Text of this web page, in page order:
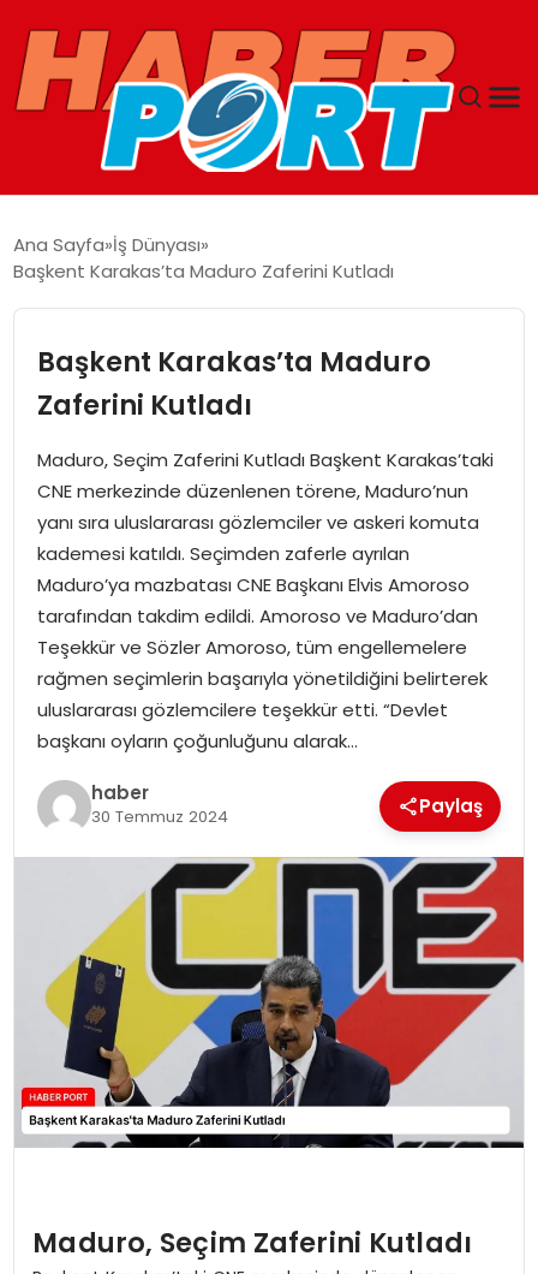
GUNCEL
YAŞAM
SAĞLIK
MAGAZIN
EĞITIM
TEKNOLOJI
Ana Sayfa İş Dünyası
Başkent Karakas’ta Maduro Zaferini Kutladı
Başkent Karakas’ta Maduro
Zaferini Kutladı
Maduro, Seçim Zaferini Kutladı Başkent Karakas’taki
CNE merkezinde düzenlenen törene, Maduro’nun
yanı sıra uluslararası gözlemciler ve askeri komuta
kademesi katıldı. Seçimden zaferle ayrılan
Maduro’ya mazbatası CNE Başkanı Elvis Amoroso
tarafından takdim edildi. Amoroso ve Maduro’dan
Teşekkür ve Sözler Amoroso, tüm engellemelere
rağmen seçimlerin başarıyla yönetildiğini belirterek
uluslararası gözlemcilere teşekkür etti. “Devlet
başkanı oyların çoğunluğunu alarak…
haber
30 Temmuz 2024 Paylaş
Maduro, Seçim Zaferini Kutladı